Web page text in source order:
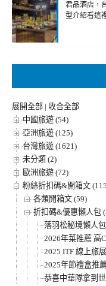
君品酒店，
型介紹看這
展開全部 | 收合全部
中國旅遊 (54)
亞洲旅遊 (125)
台灣旅遊 (1621)
未分類 (2)
歐洲旅遊 (72)
粉絲折扣碼&開箱文
各類開箱文 (59)
折扣碼&優惠懶人包
落羽松秘境懶人
2026年菜推薦 高
2025 ITF 線上旅
2025年節禮盒推
恭喜中華隊拿到